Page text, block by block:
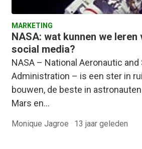
MARKETING
NASA: wat kunnen we
social media?
NASA – National Aeronautic and
Administration – is een ster in
bouwen, de beste in
Mars en…
Monique Jagroe · 13 jaar geleden